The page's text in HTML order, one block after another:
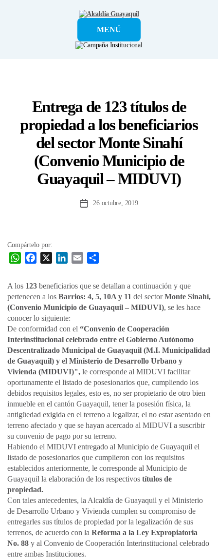
Alcaldía
GuayaquilMENÚ
Entrega de 123 títulos de
propiedad a los beneficiarios
del sector Monte Sinahí
(Convenio Municipio de
Guayaquil – MIDUVI)
Fecha26 octubre, 2019
Compártelo por:
W
s
A
p
p
b
o
o
k
e
d
I
n
i
l
a
t
i
r
​A los 123 beneficiarios que se detallan a continuación y que
pertenecen a los Barrios: 4, 5, 10A y 11 del sectorMonte Sinahí,
(Convenio Municipio de Guayaquil – MIDUVI), se les hace
conocer lo siguiente:​
De conformidad con el “Convenio de Cooperación
Interinstitucional celebrado entre el Gobierno Autónomo
Descentralizado Municipal de Guayaquil (M.I. Municipalidad
de Guayaquil) y el Ministerio de Desarrollo Urbano y
Vivienda (MIDUVI)", le corresponde al MIDUVI facilitar
oportunamente el listado de posesionarios que, cumpliendo los
debidos requisitos legales, esto es, no ser propietario de otro bien
inmueble en el cantón Guayaquil, tener la posesión física, la
antigüedad exigida en el terreno a legalizar, el no estar asentado en
terreno afectado y que se hayan acercado al MIDUVI a suscribir
su convenio de pago por su terreno.
Habiendo el MIDUVI entregado al Municipio de Guayaquil el
listado de posesionarios que cumplieron con los requisitos
establecidos anteriormente, le corresponde al Municipio de
Guayaquil la elaboración de los respectivos títulos de
propiedad.
Con tales antecedentes, la Alcaldía de Guayaquil y el Ministerio
de Desarrollo Urbano y Vivienda cumplen su compromiso de
entregarles sus títulos de propiedad por la legalización de sus
terrenos, de acuerdo con la Reforma a la Ley Expropiatoria
No. 88 y al Convenio de Cooperación Interinstitucional celebrado
entre ambas Instituciones.